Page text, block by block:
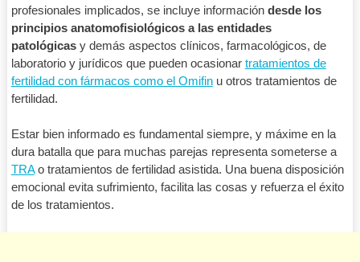
profesionales implicados, se incluye información desde los
principios anatomofisiológicos a las entidades
patológicasy demás aspectos clínicos, farmacológicos, de
laboratorio y jurídicos que pueden ocasionar tratamientos de
fertilidad con fármacos como el Omifinu otros tratamientos de
fertilidad.
Estar bien informado es fundamental siempre, y máxime en la
dura batalla que para muchas parejas representa someterse a
TRAo tratamientos de fertilidad asistida. Una buena disposición
emocional evita sufrimiento, facilita las cosas y refuerza el éxito
de los tratamientos.